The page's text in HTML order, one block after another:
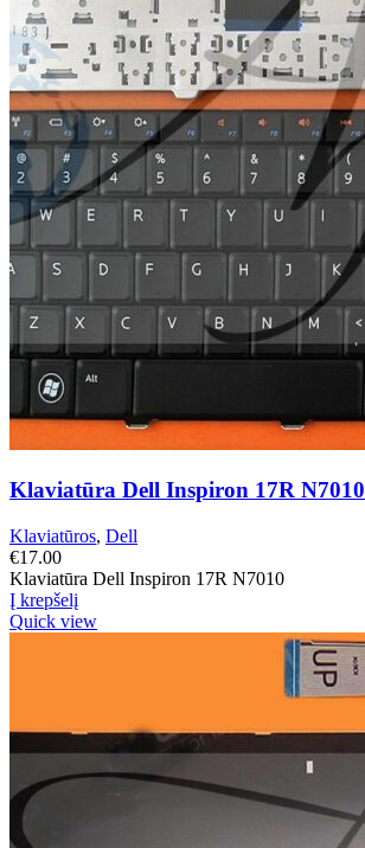
Klaviatūra Dell Inspiron 17R N7010
Klaviatūros, Dell
€17.00
Klaviatūra Dell Inspiron 17R N7010
Į krepšelį
Quick view